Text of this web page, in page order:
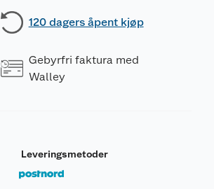
120 dagers åpent kjøp
Gebyrfri faktura med
Walley
Leveringsmetoder